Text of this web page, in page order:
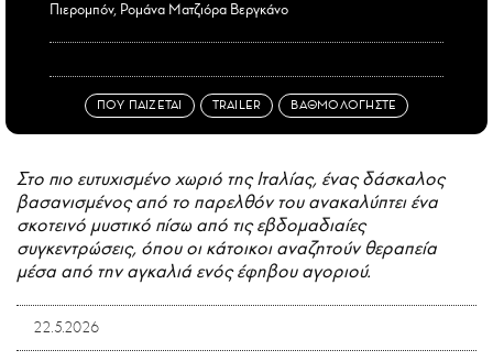
Πιερομπόν, Ρομάνα Ματζιόρα Βεργκάνο
ΠΟΥ ΠΑΙΖΕΤΑΙ TRAILER ΒΑΘΜΟΛΟΓΗΣΤΕ
Στο πιο ευτυχισμένο χωριό της Ιταλίας, ένας δάσκαλος
βασανισμένος από το παρελθόν του ανακαλύπτει ένα
σκοτεινό μυστικό πίσω από τις εβδομαδιαίες
συγκεντρώσεις, όπου οι κάτοικοι αναζητούν θεραπεία
μέσα από την αγκαλιά ενός έφηβου αγοριού.
22.5.2026